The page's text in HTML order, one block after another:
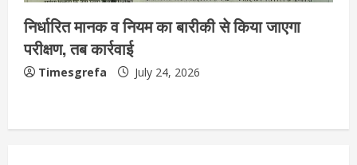
निर्धारित मानक व नियम का बारीकी से किया जाएगा
परीक्षण, तब कार्रवाई
Timesgrefa July 24, 2026